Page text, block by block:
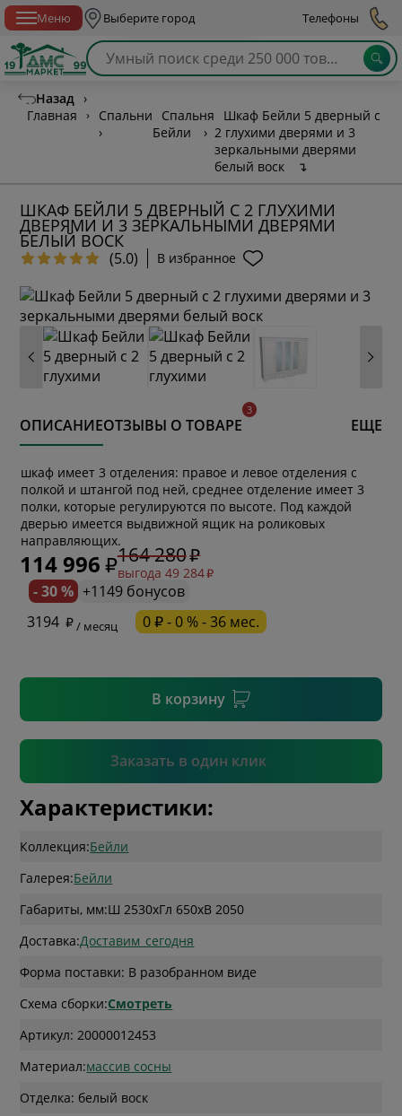
Меню Выберите город Телефоны
Назад ›
Главная
›
Спальни
›
Спальня
Бейли
›
Шкаф Бейли 5 дверный с
2 глухими дверями и 3
зеркальными дверями
белый воск
↴
ШКАФ БЕЙЛИ 5 ДВЕРНЫЙ С 2 ГЛУХИМИ
ДВЕРЯМИ И 3 ЗЕРКАЛЬНЫМИ ДВЕРЯМИ
БЕЛЫЙ ВОСК
(5.0) В избранное
ОПИСАНИЕОТЗЫВЫ О ТОВАРЕ ЕЩЕ
шкаф имеет 3 отделения: правое и левое отделения с
полкой и штангой под ней, среднее отделение имеет 3
полки, которые регулируются по высоте. Под каждой
дверью имеется выдвижной ящик на роликовых
направляющих.
114 996 164 280
выгода 49 284
- 30 % +1149 бонусов
3194
/ месяц 0 ₽ - 0 % - 36 мес.
В корзину
Заказать в один клик
* обязательное поле
* необязательное поле
Подтвердить
Характеристики:
Коллекция:Бейли
Галерея:Бейли
Габариты, мм:Ш 2530xГл 650xВ 2050
Доставка:Доставим_сегодня
Форма поставки: В разобранном виде
Схема сборки:Смотреть
Артикул: 20000012453
Материал:массив сосны
Отделка: белый воск